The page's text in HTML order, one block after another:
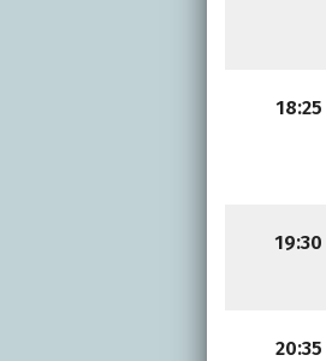
18:25
19:30
20:35